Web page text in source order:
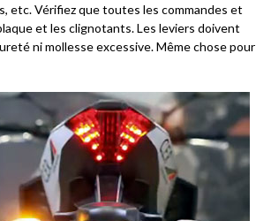
etc. Vérifiez que toutes les commandes et
et les clignotants. Les leviers doivent
ni mollesse excessive. Même chose pour